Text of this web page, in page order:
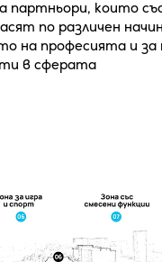
партньори, които
по различен
на професията и за
в сферата